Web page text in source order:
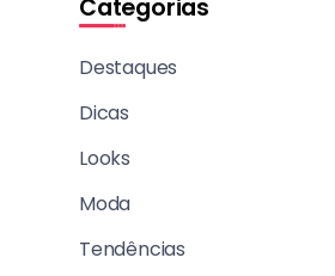
Categorias
Destaques
Dicas
Looks
Moda
Tendências